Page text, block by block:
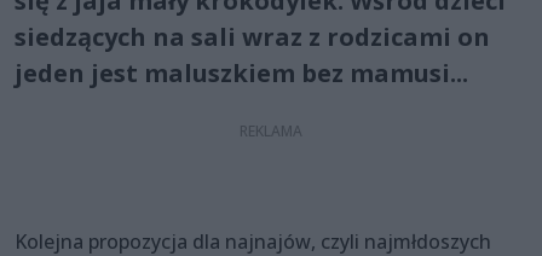
siedzących na sali wraz z rodzicami on
jeden jest maluszkiem bez mamusi...
Kolejna propozycja dla najnajów, czyli najmłdoszych